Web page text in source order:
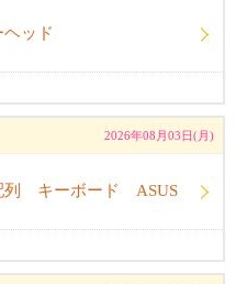
ヘッド
2026年08月03日(月)
列 キーボード ASUS